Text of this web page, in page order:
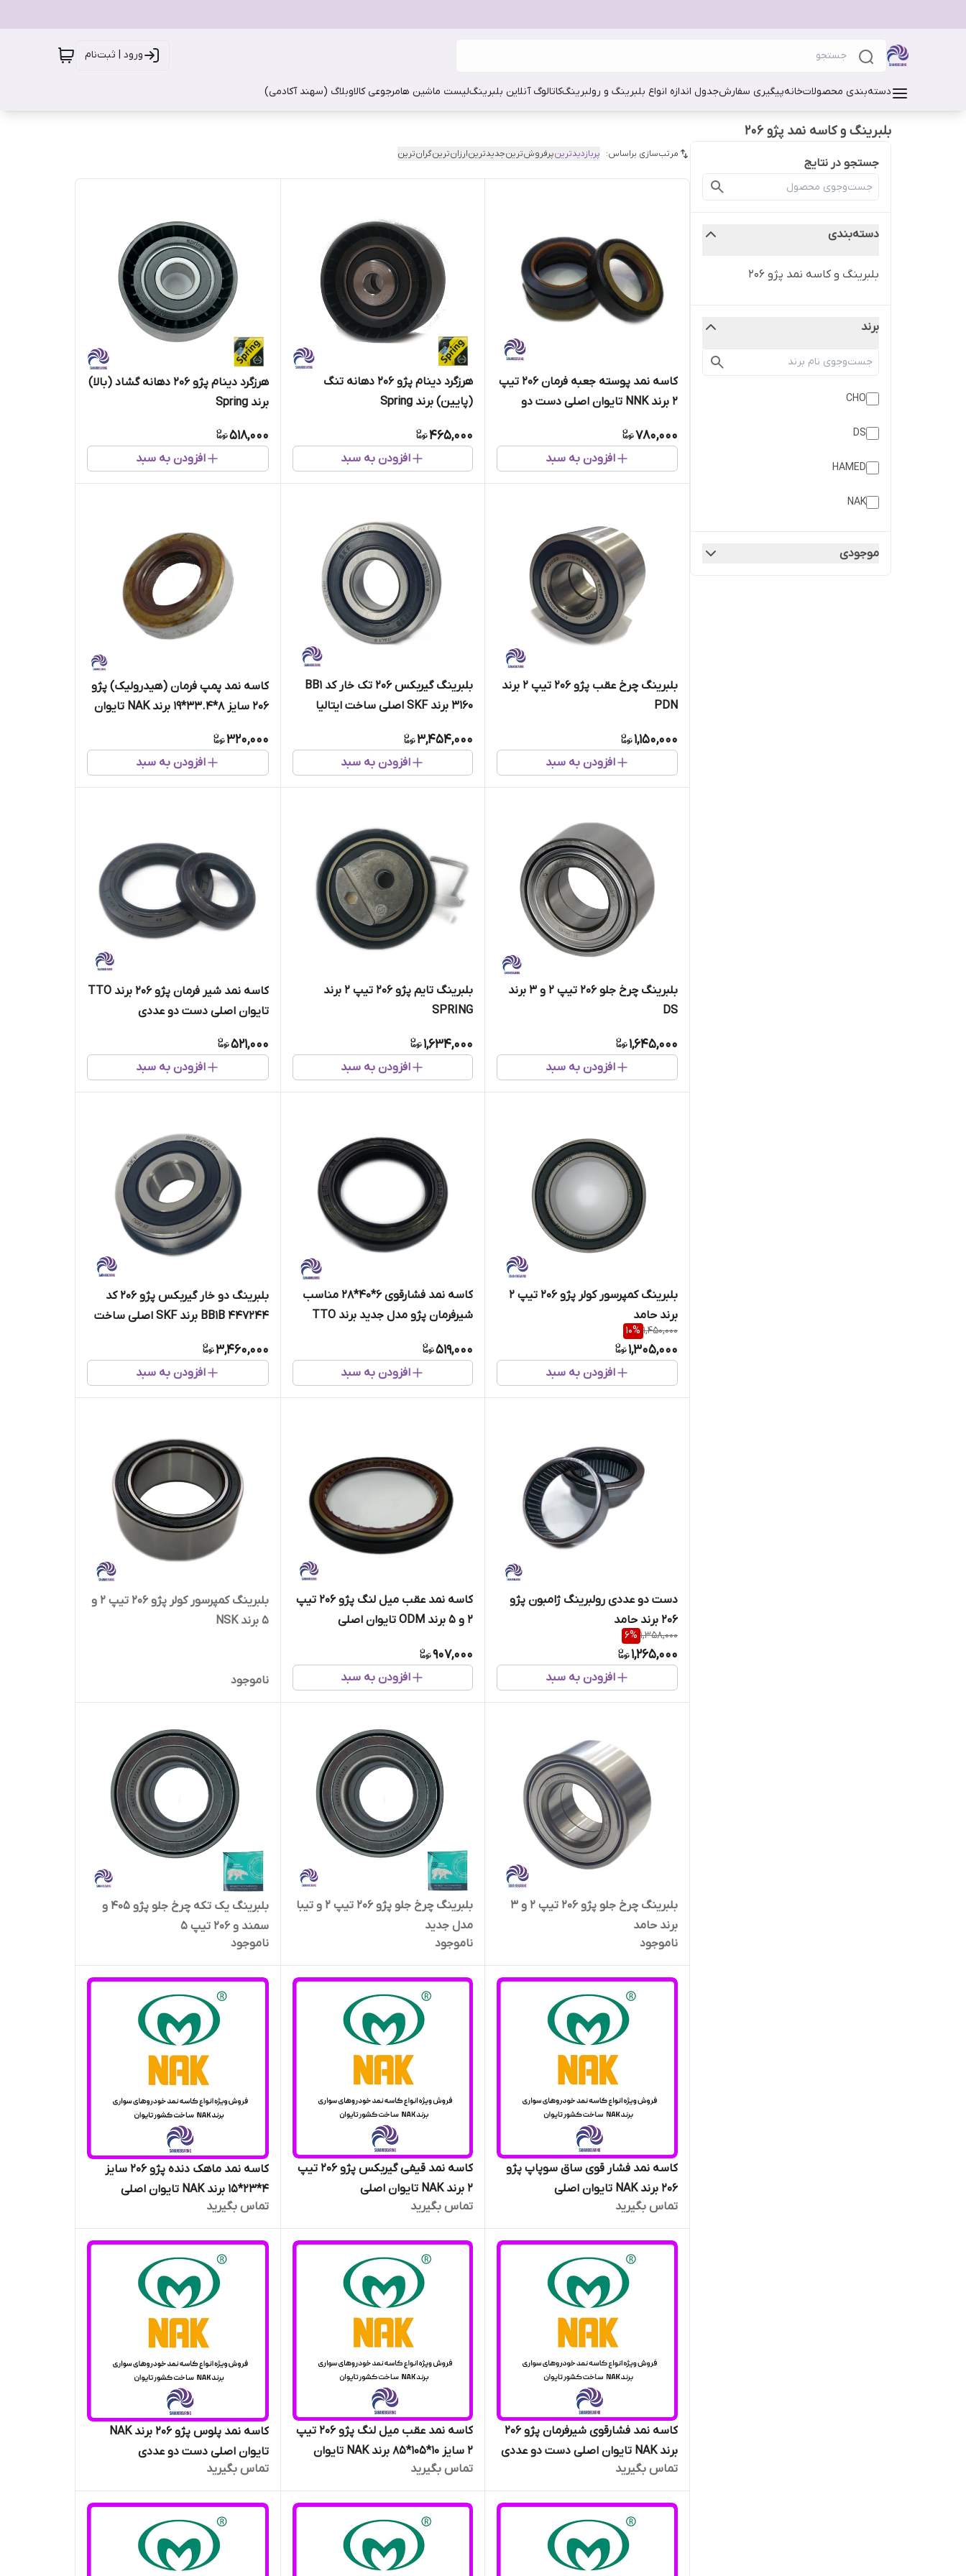
ورود | ثبت‌نام
دسته‌بندی محصولاتخانهپیگیری سفارشجدول اندازه انواع بلبرینگ و رولبرینگکاتالوگ آنلاین بلبرینگلیست ماشین هامرجوعی کالاوبلاگ (سهند آکادمی)
بلبرینگ و کاسه نمد پژو 206
جستجو در نتایج
دسته‌بندی
بلبرینگ و کاسه نمد پژو 206
برند
CHO
DS
HAMED
NAK
موجودی
مرتب‌سازی براساس: پربازدیدترینپرفروش‌ترینجدیدترینارزان‌ترینگران‌ترین
کاسه نمد پوسته جعبه فرمان 206 تیپ
2 برند NNK تایوان اصلی دست دو
780,000
افزودن به سبد
هرزگرد دینام پژو 206 دهانه تنگ
(پایین) برند Spring
465,000
افزودن به سبد
هرزگرد دینام پژو 206 دهانه گشاد (بالا)
برند Spring
518,000
افزودن به سبد
بلبرینگ چرخ عقب پژو ۲۰۶ تیپ 2 برند
PDN
1,150,000
افزودن به سبد
بلبرینگ گیربکس 206 تک خار کد BB1
3160 برند SKF اصلی ساخت ایتالیا
3,454,000
افزودن به سبد
کاسه نمد پمپ فرمان (هیدرولیک) پژو
206 سایز 8*33.4*19 برند NAK تایوان
320,000
افزودن به سبد
بلبرینگ چرخ جلو 206 تیپ 2 و 3 برند
DS
1,645,000
افزودن به سبد
بلبرینگ تایم پژو ۲۰۶ تیپ ۲ برند
SPRING
1,634,000
افزودن به سبد
کاسه نمد شیر فرمان پژو 206 برند TTO
تایوان اصلی دست دو عددی
521,000
افزودن به سبد
بلبرینگ کمپرسور کولر پژو 206 تیپ 2
برند حامد
1,450,000
10%
1,305,000
افزودن به سبد
کاسه نمد فشارقوی 6*40*28 مناسب
شیرفرمان پژو مدل جدید برند TTO
519,000
افزودن به سبد
بلبرینگ دو خار گیربکس پژو 206 کد
BB1B 447244 برند SKF اصلی ساخت
3,460,000
افزودن به سبد
دست دو عددی رولبرینگ ژامبون پژو
206 برند حامد
1,358,000
6%
1,265,000
افزودن به سبد
کاسه نمد عقب میل لنگ پژو 206 تیپ
2 و 5 برند ODM تایوان اصلی
907,000
افزودن به سبد
بلبرینگ کمپرسور کولر پژو 206 تیپ 2 و
5 برند NSK
ناموجود
بلبرینگ چرخ جلو پژو 206 تیپ 2 و 3
برند حامد
ناموجود
بلبرینگ چرخ جلو پژو 206 تیپ 2 و تیبا
مدل جدید
ناموجود
بلبرینگ یک تکه چرخ جلو پژو 405 و
سمند و 206 تیپ 5
ناموجود
کاسه نمد فشار قوی ساق سوپاپ پژو
206 برند NAK تایوان اصلی
تماس بگیرید
کاسه نمد قیفی گیربکس پژو 206 تیپ
2 برند NAK تایوان اصلی
تماس بگیرید
کاسه نمد ماهک دنده پژو 206 سایز
4*23*15 برند NAK تایوان اصلی
تماس بگیرید
کاسه نمد فشارقوی شیرفرمان پژو 206
برند NAK تایوان اصلی دست دو عددی
تماس بگیرید
کاسه نمد عقب میل لنگ پژو 206 تیپ
2 سایز 10*105*85 برند NAK تایوان
اصلی
تماس بگیرید
کاسه نمد پلوس پژو 206 برند NAK
تایوان اصلی دست دو عددی
تماس بگیرید